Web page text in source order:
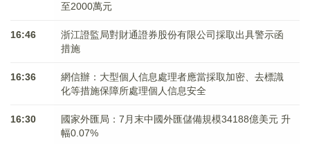
至2000萬元
16:46
浙江證監局對財通證券股份有限公司採取出具警示函
措施
16:36
網信辦：大型個人信息處理者應當採取加密、去標識
化等措施保障所處理個人信息安全
16:30
國家外匯局：7月末中國外匯儲備規模34188億美元 升
幅0.07%